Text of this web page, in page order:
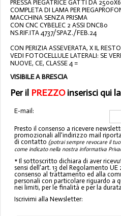
PRESSA PIEGATRICE GATTI DA
COMPLETA DI LAMA PER
MACCHINA SENZA PRISMA
CON CNC CYBELEC 2 ASSI DNC80
NS.RIF.ITA 4737/SPAZ./FEB.24
CON PERIZIA ASSEVERATA, X IL
VEDI FOTOCELLULE LATERALI: SE
NUOVE, CE, CLASSE 4 =
VISIBILE A BRESCIA
Per il PREZZOinserisci qui
E-mail:
Presto il consenso a ricevere
promozionali all'indirizzo mail
di contatto (potrai sempre revocare il
come indicato nella nostra informativa
* Il sottoscritto dichiara di aver
sensi dell'art. 13 del Regolamento UE
consenso al trattamento ed alla
personali con particolare riguardo a
nei limiti, per le finalità e per la
Iscrivimi alla Newsletter: